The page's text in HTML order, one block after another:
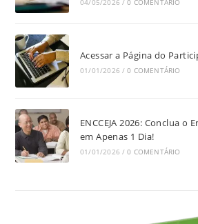
04/05/2026 / 0 COMENTÁRIO
Acessar a Página do
01/01/2026 / 0 COMENTÁRIO
ENCCEJA 2026: Conclua o
em Apenas 1 Dia!
01/01/2026 / 0 COMENTÁRIO